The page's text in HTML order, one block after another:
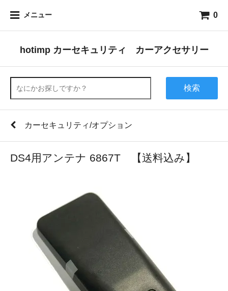
メニュー 0
hotimp カーセキュリティ カーアクセサリー
検索
カーセキュリティ/オプション
DS4用アンテナ 6867T 【送料込み】